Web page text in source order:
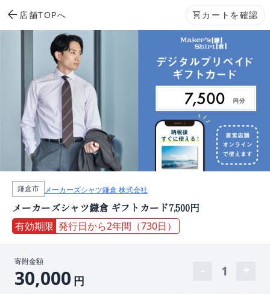
arrow_back 店舗TOPへ shopping_cart カートを確認
鎌倉市 メーカーズシャツ鎌倉 株式会社
メーカーズシャツ鎌倉 ギフトカード7,500円
有効期限 発行日から2年間（730日）
寄附金額
30,000 円
1